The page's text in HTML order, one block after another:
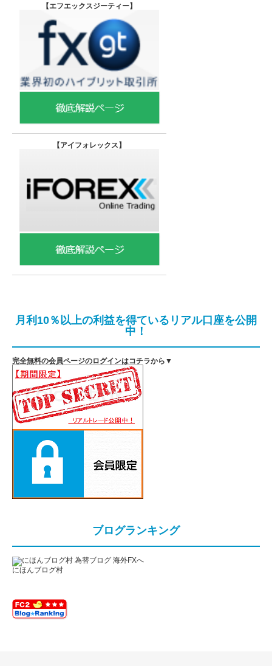
【エフエックスジーティー】
【アイフォレックス】
月利10％以上の利益を得ているリアル口座を公開
中！
完全無料の会員ページのログインはコチラから▼
ブログランキング
にほんブログ村